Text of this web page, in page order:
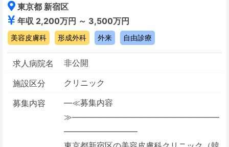
東京都 新宿区
年収 2,200万円 ～ 3,500万円
美容皮膚科 形成外科 外来 自由診療
求人病院名
非公開
施設区分
クリニック
募集内容
―≪募集内容
≫――――――――――――――――――
―――――――――